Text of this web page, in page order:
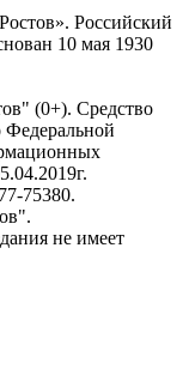
Российский
10 мая 1930
(0+). Средство
Федеральной
75380.
не имеет